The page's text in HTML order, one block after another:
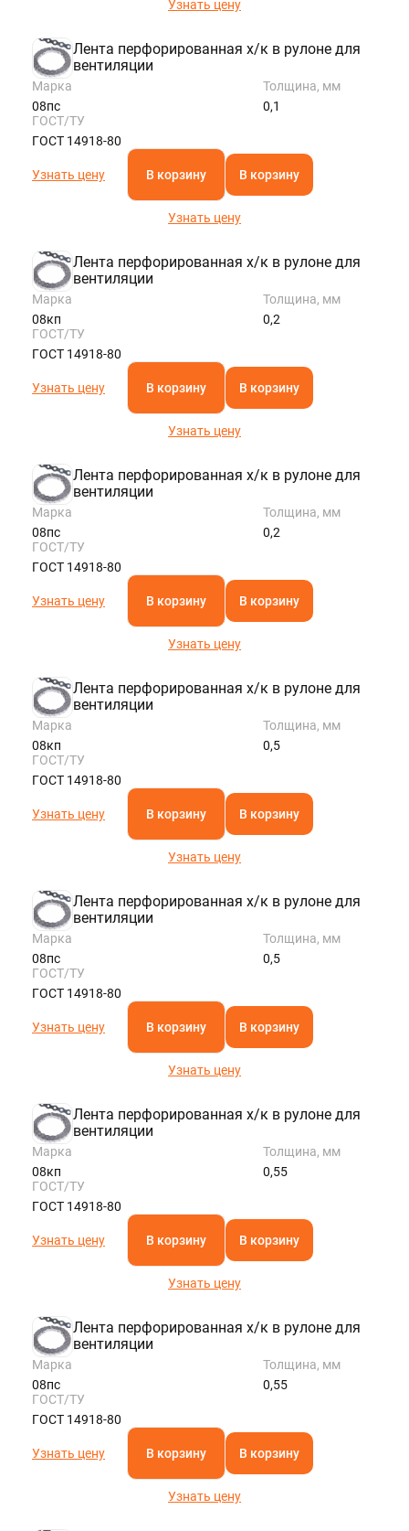
Узнать цену
Лента перфорированная х/к в рулоне для
вентиляции
Марка
08пс
Толщина, мм
0,1
ГОСТ/ТУ
ГОСТ 14918-80
Узнать цену В корзину В корзину
Узнать цену
Лента перфорированная х/к в рулоне для
вентиляции
Марка
08кп
Толщина, мм
0,2
ГОСТ/ТУ
ГОСТ 14918-80
Узнать цену В корзину В корзину
Узнать цену
Лента перфорированная х/к в рулоне для
вентиляции
Марка
08пс
Толщина, мм
0,2
ГОСТ/ТУ
ГОСТ 14918-80
Узнать цену В корзину В корзину
Узнать цену
Лента перфорированная х/к в рулоне для
вентиляции
Марка
08кп
Толщина, мм
0,5
ГОСТ/ТУ
ГОСТ 14918-80
Узнать цену В корзину В корзину
Узнать цену
Лента перфорированная х/к в рулоне для
вентиляции
Марка
08пс
Толщина, мм
0,5
ГОСТ/ТУ
ГОСТ 14918-80
Узнать цену В корзину В корзину
Узнать цену
Лента перфорированная х/к в рулоне для
вентиляции
Марка
08кп
Толщина, мм
0,55
ГОСТ/ТУ
ГОСТ 14918-80
Узнать цену В корзину В корзину
Узнать цену
Лента перфорированная х/к в рулоне для
вентиляции
Марка
08пс
Толщина, мм
0,55
ГОСТ/ТУ
ГОСТ 14918-80
Узнать цену В корзину В корзину
Узнать цену